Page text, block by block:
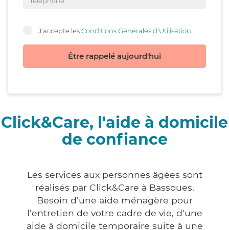
J'accepte lesConditions Générales d'Utilisation
Être rappelé aujourd'hui
Click&Care, l'aide à domicile
de confiance
Les services aux personnes âgées sont
réalisés par Click&Care à Bassoues.
Besoin d'une aide ménagère pour
l'entretien de votre cadre de vie, d'une
aide à domicile temporaire suite à une